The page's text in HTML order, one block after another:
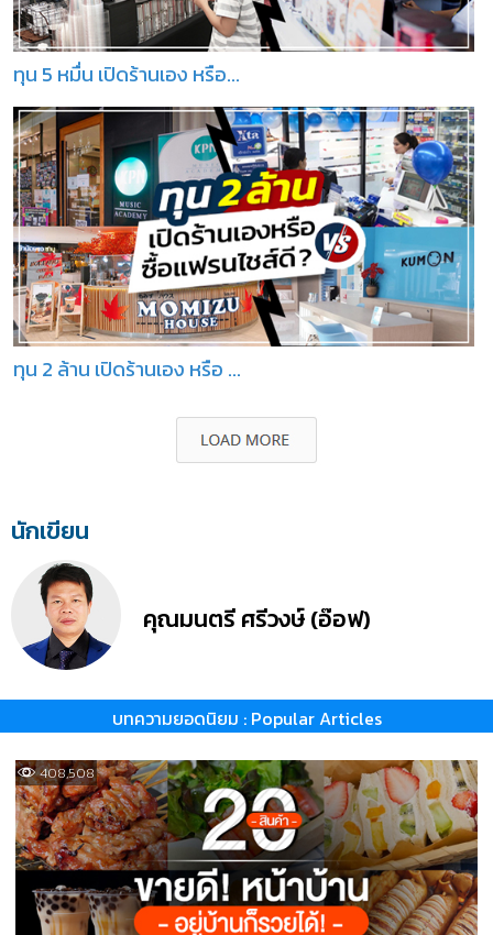
ทุน 5 หมื่น เปิดร้านเอง หรือ...
ทุน 2 ล้าน เปิดร้านเอง หรือ ...
นักเขียน
คุณมนตรี ศรีวงษ์ (อ๊อฟ)
บทความยอดนิยม : Popular Articles
408,508